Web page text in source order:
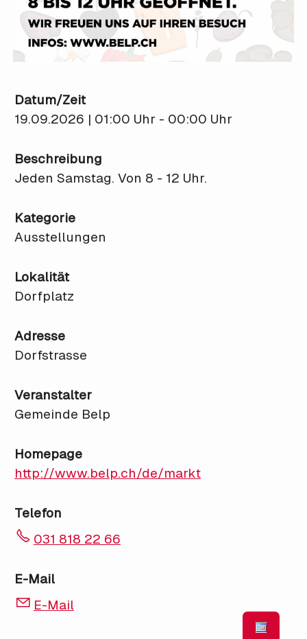
Datum/Zeit
19.09.2026 | 01:00 Uhr - 00:00 Uhr
Beschreibung
Jeden Samstag. Von 8 - 12 Uhr.
Kategorie
Ausstellungen
Lokalität
Dorfplatz
Adresse
Dorfstrasse
Veranstalter
Gemeinde Belp
Homepage
http://www.belp.ch/de/markt
Telefon
031 818 22 66
E-Mail
E-Mail